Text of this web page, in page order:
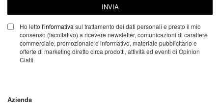
INVIA
Ho letto l'informativasul trattamento dei dati personali e presto il mio
consenso (facoltativo) a ricevere newsletter, comunicazioni di carattere
commerciale, promozionale e informativo, materiale pubblicitario e
offerte di marketing diretto circa prodotti, attività ed eventi di Opinion
Ciatti.
Azienda